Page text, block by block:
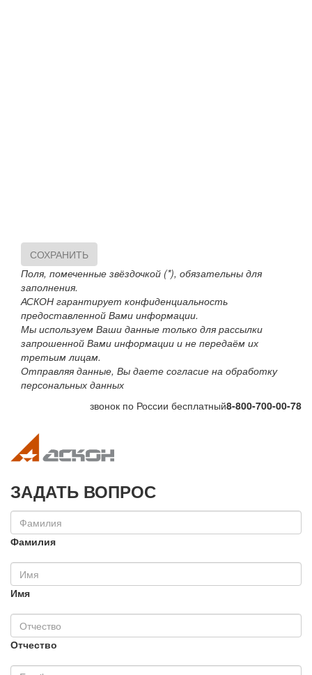
СОХРАНИТЬ
Поля, помеченные звёздочкой (*), обязательны для
заполнения.
АСКОН гарантирует конфиденциальность
предоставленной Вами информации.
Мы используем Ваши данные только для рассылки
запрошенной Вами информации и не передаём их
третьим лицам.
Отправляя данные, Вы даете согласие на обработку
персональных данных
звонок по России бесплатный8-800-700-00-78
ЗАДАТЬ ВОПРОС
Фамилия
Имя
Отчество